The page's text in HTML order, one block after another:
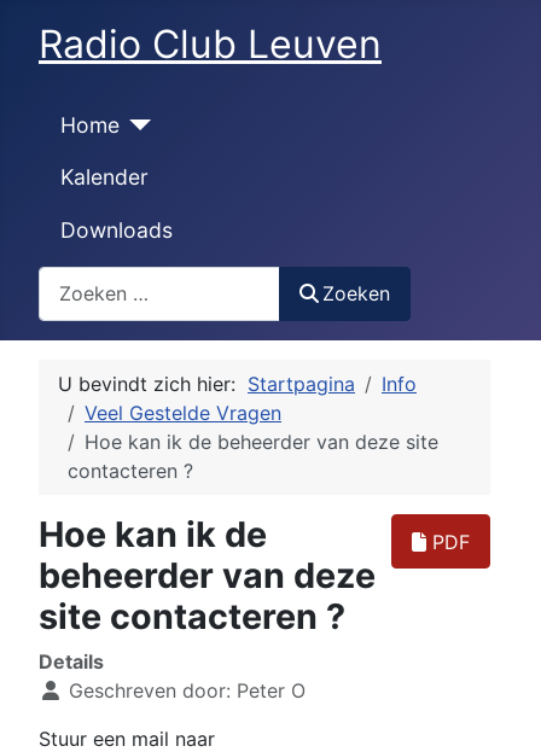
Radio Club Leuven
Home
Kalender
Downloads
Zoeken
Zoeken
U bevindt zich hier: Startpagina
Info
Veel Gestelde Vragen
Hoe kan ik de beheerder van deze site
contacteren ?
PDF
Hoe kan ik de
beheerder van deze
site contacteren ?
Details
Geschreven door: Peter O
Stuur een mail naar